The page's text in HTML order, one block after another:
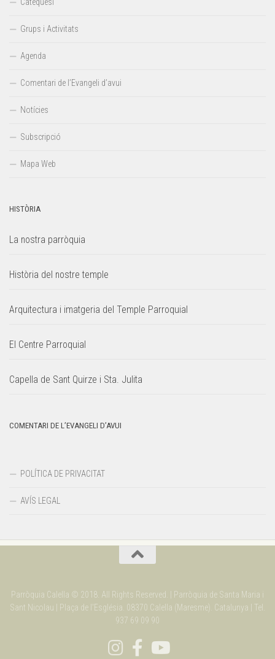
Catequesi
Grups i Activitats
Agenda
Comentari de l’Evangeli d’avui
Notícies
Subscripció
Mapa Web
HISTÒRIA
La nostra parròquia
Història del nostre temple
Arquitectura i imatgeria del Temple Parroquial
El Centre Parroquial
Capella de Sant Quirze i Sta. Julita
COMENTARI DE L’EVANGELI D’AVUI
POLÍTICA DE PRIVACITAT
AVÍS LEGAL
Parròquia Calella © 2018. All Rights Reserved. | Parròquia de Santa Maria i
Sant Nicolau | Plaça de l'Església. 08370 Calella (Maresme). Catalunya | Tel.
937 69 09 90